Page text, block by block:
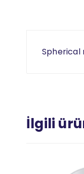
Spherical
İlgili